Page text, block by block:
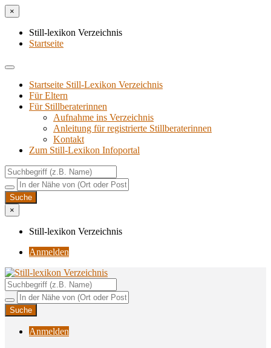
×
Still-lexikon Verzeichnis
Startseite
Startseite Still-Lexikon Verzeichnis
Für Eltern
Für Stillberaterinnen
Aufnahme ins Verzeichnis
Anlei­tung für regis­trier­te Stillberaterinnen
Kon­takt
Zum Still-Lexikon Infoportal
×
Still-lexikon Verzeichnis
Anmelden
Still-lexikon Verzeichnis
Unterstützungsangebote rund ums Stillen
Anmelden